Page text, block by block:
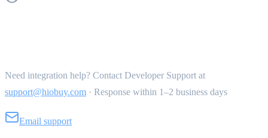
Need integration help? Contact Developer Support at
support@hiobuy.com · Response within 1–2 business days
Email support